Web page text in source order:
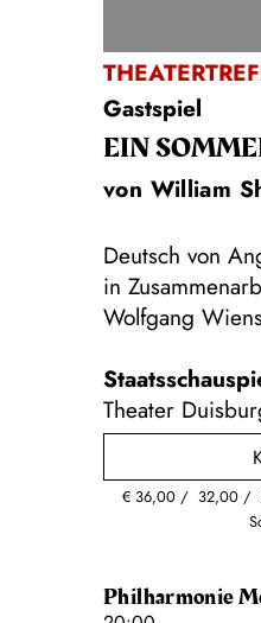
Gastspiel
EIN
von William
Deutsch von
in
Wolfgang
Theater
€ 36,00 32,00
Philharmonie